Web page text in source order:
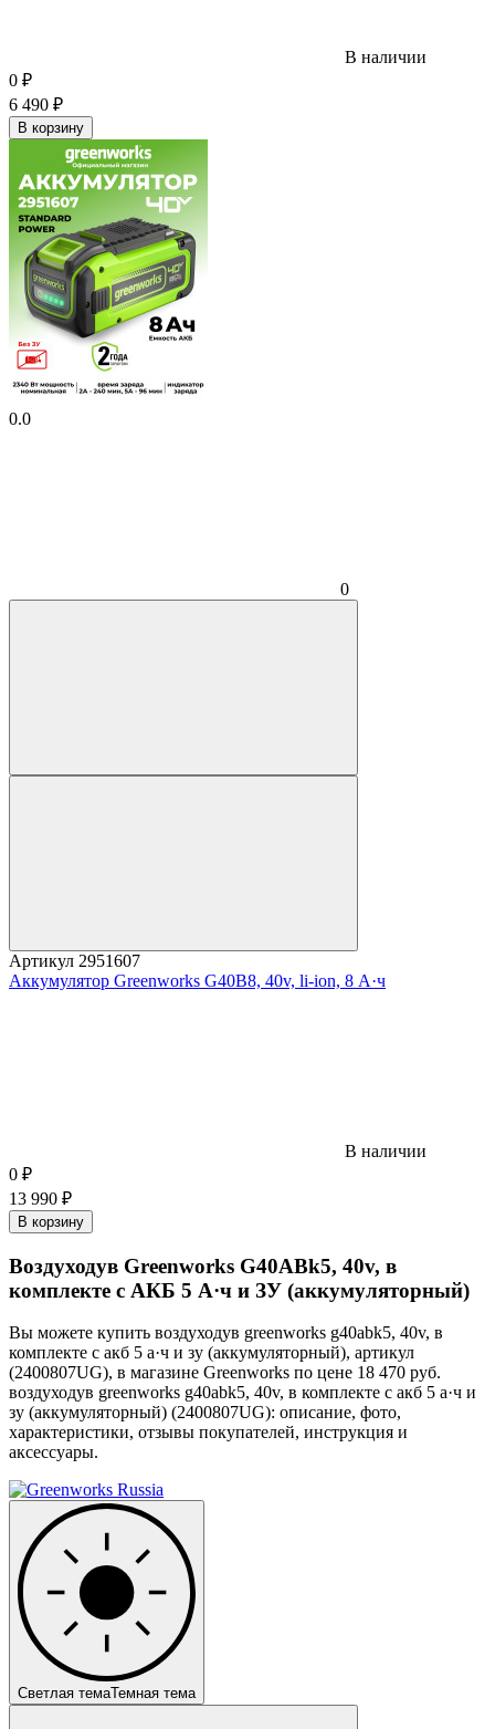
В наличии
0 ₽
6 490 ₽
В корзину
0.0
0
Артикул 2951607
Аккумулятор Greenworks G40B8, 40v, li-ion, 8 А·ч
В наличии
0 ₽
13 990 ₽
В корзину
Воздуходув Greenworks G40ABk5, 40v, в
комплекте с АКБ 5 А·ч и ЗУ (аккумуляторный)
Вы можете купить воздуходув greenworks g40abk5, 40v, в
комплекте с акб 5 а·ч и зу (аккумуляторный), артикул
(2400807UG), в магазине Greenworks по цене 18 470 руб.
воздуходув greenworks g40abk5, 40v, в комплекте с акб 5 а·ч и
зу (аккумуляторный) (2400807UG): описание, фото,
характеристики, отзывы покупателей, инструкция и
аксессуары.
Светлая темаТемная тема